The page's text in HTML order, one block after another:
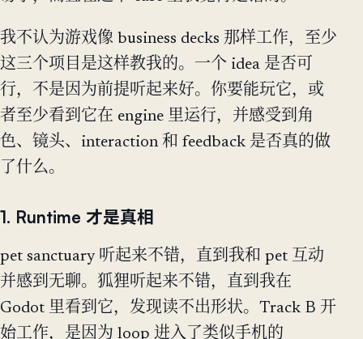
我不认为游戏像 business decks 那样工作，至少
这三个项目是这样教我的。一个 idea 是否可
行，不是因为前提听起来好。你要能玩它，或
者至少看到它在 engine 里运行，并感受到角
色、镜头、interaction 和 feedback 是否真的做
了什么。
1. Runtime 才是真相
pet sanctuary 听起来不错，直到我和 pet 互动
并感到无聊。狐狸听起来不错，直到我在
Godot 里看到它，发现读不出形状。Track B 开
始工作，是因为 loop 进入了类似手机的